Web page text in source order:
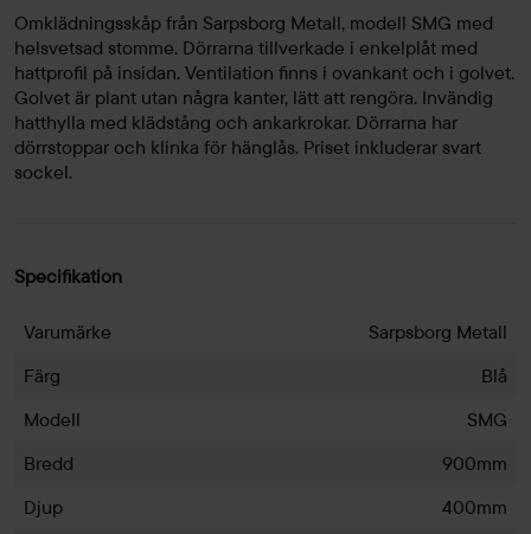
Omklädningsskåp från Sarpsborg Metall, modell SMG med
helsvetsad stomme. Dörrarna tillverkade i enkelplåt med
hattprofil på insidan. Ventilation finns i ovankant och i golvet.
Golvet är plant utan några kanter, lätt att rengöra. Invändig
hatthylla med klädstång och ankarkrokar. Dörrarna har
dörrstoppar och klinka för hänglås. Priset inkluderar svart
sockel.
Specifikation
Varumärke
Sarpsborg Metall
Färg
Blå
Modell
SMG
Bredd
900mm
Djup
400mm